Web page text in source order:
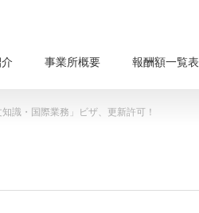
事業所概要 報酬額一覧表
識・国際業務」ビザ、更新許可！